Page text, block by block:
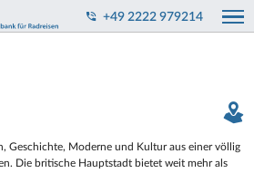
+49 2222 979214
Geschichte, Moderne und Kultur aus einer völlig
Die britische Hauptstadt bietet weit mehr als